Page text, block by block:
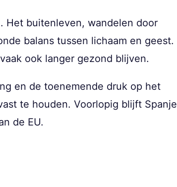
Het buitenleven, wandelen door
balans tussen lichaam en geest.
ook langer gezond blijven.
en de toenemende druk op het
te houden. Voorlopig blijft Spanje
de EU.